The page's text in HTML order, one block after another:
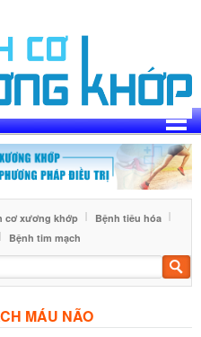
cơ xương khớp
Bệnh tiêu hóa
Bệnh tim mạch
Tìm
MÁU NÃO